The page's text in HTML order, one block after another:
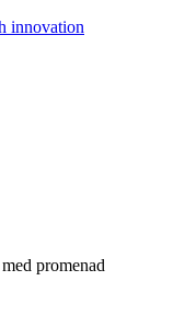
innovation
promenad